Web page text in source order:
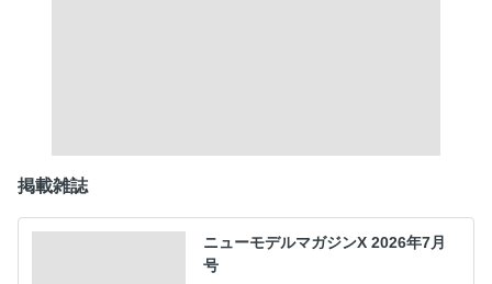
掲載雑誌
ニューモデルマガジンX 2026年7月
号